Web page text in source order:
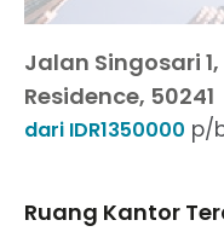
Jalan Singosari
Residence, 50241
dari IDR1350000 p/
Ruang Kantor